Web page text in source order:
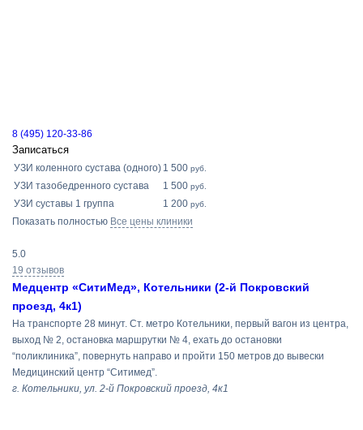
8 (495) 120-33-86
Записаться
УЗИ коленного сустава (одного) 1 500 руб.
УЗИ тазобедренного сустава 1 500 руб.
УЗИ суставы 1 группа 1 200 руб.
Показать полностью Все цены клиники
5.0
19 отзывов
Медцентр «СитиМед», Котельники (2-й Покровский
проезд, 4к1)
На транспорте 28 минут. Ст. метро Котельники, первый вагон из центра,
выход № 2, остановка маршрутки № 4, ехать до остановки
“поликлиника”, повернуть направо и пройти 150 метров до вывески
Медицинский центр “Ситимед”.
г. Котельники, ул. 2-й Покровский проезд, 4к1